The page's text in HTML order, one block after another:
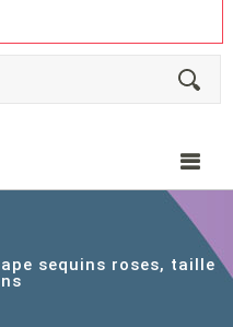
sequins roses, taille